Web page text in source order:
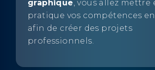
graphique, vous allez mettre
pratique vos compétences
afin de créer des projets
professionnels.